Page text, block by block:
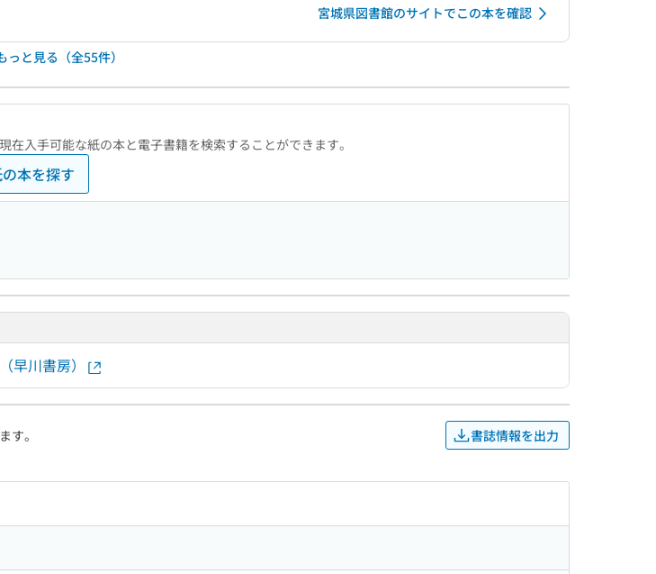
宮城県図書館のサイトでこの本を確認
っと見る（全55件）
入手可能な紙の本と電子書籍を検索することができます。
本を探す
早川書房）
す。 書誌情報を出力